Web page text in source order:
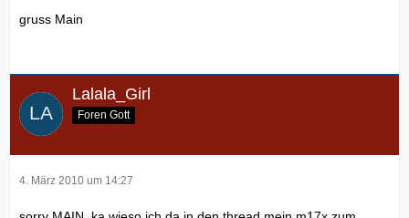
gruss Main
Lalala_Girl
Foren Gott
4. März 2010 um 14:27